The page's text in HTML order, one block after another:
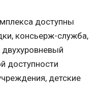
доступны
консьерж-служба,
доступности
детские